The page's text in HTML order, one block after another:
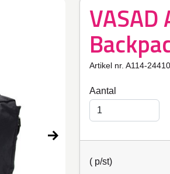
Artikel nr. A114-24410
Aantal
( p/st)